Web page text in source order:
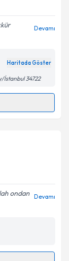
Aydınlatma
Devamı
Haritada Göster
İstanbul 34722
talebi
için bir
belirtilen
ondan Devamı